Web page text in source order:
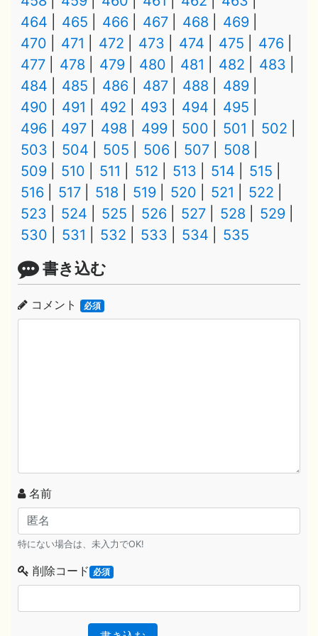
464
465 466 467 468
469
470
471 472 473 474 475
476
477
478 479 480 481 482
483
484
485 486 487 488
489
490
491 492 493 494
495
496
497 498 499 500 501
502
503
504 505 506 507
508
509
510 511 512 513 514
515
516
517 518 519 520 521
522
523
524 525 526 527 528
529
530
531 532 533 534 535
書き込む
コメント 必須
名前
特にない場合は、未入力でOK!
削除コード 必須